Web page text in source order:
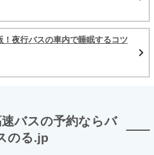
！夜行バスの車内で睡眠するコツ
バスの予約ならバ
のる.jp